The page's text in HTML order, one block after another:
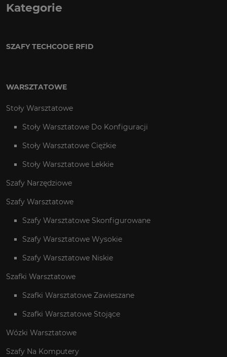
Kategorie
SZAFY TECHCODE RFID
WARSZTATOWE
Stoły Warsztatowe
Stoły Warsztatowe Do Konfiguracji
Stoły Warsztatowe Ciężkie
Stoły Warsztatowe Lekkie
Szafy Narzędziowe
Szafy Warsztatowe
Szafy Warsztatowe Skonfigurowane
Szafy Warsztatowe Wysokie
Szafy Warsztatowe Niskie
Szafki Warsztatowe
Szafki Warsztatowe Zawieszane
Szafki Warsztatowe Stojące
Wózki Warsztatowe
Szafy Na Komputery